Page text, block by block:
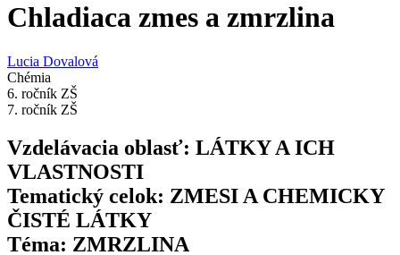
Chladiaca zmes a zmrzlina
Lucia Dovalová
Chémia
6. ročník ZŠ
7. ročník ZŠ
Vzdelávacia oblasť: LÁTKY A ICH
VLASTNOSTI
Tematický celok: ZMESI A CHEMICKY
ČISTÉ LÁTKY
Téma: ZMRZLINA